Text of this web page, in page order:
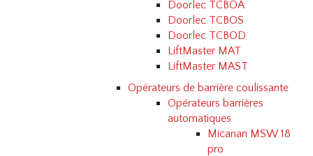
Doorlec TCBOA
Doorlec TCBOS
Doorlec TCBOD
LiftMaster MAT
LiftMaster MAST
Opérateurs de barrière coulissante
Opérateurs barrières
automatiques
Micanan MSW 18
pro